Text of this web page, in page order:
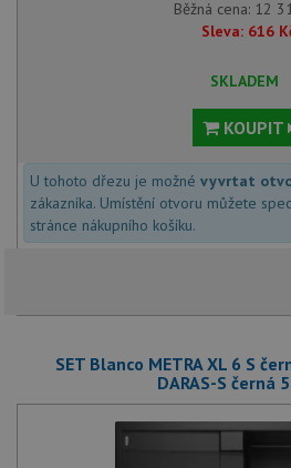
Běžná cena: 12
Sleva: 616
SKLADEM
KOUPIT
U tohoto dřezu je možné vyvrtat
zákazníka. Umístění otvoru můžete
stránce nákupního košíku.
SET Blanco METRA XL 6 S
DARAS-S černá